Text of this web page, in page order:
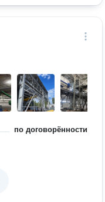
по договорённости